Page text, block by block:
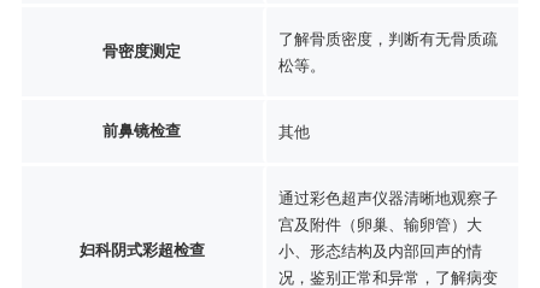
骨密度测定
了解骨质密度，判断有无骨质疏
松等。
前鼻镜检查 其他
妇科阴式彩超检查
通过彩色超声仪器清晰地观察子
宫及附件（卵巢、输卵管）大
小、形态结构及内部回声的情
况，鉴别正常和异常，了解病变